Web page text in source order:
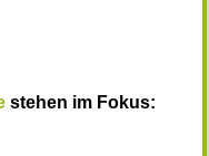
stehen im Fokus: